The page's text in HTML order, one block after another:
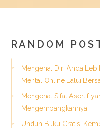
RANDOM
Mengenal Diri Anda
Mental Online Lalui
Mengenal Sifat Asertif
Mengembangkannya
Unduh Buku Gratis: